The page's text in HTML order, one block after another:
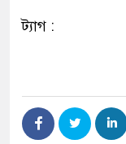
ট্যাগ :